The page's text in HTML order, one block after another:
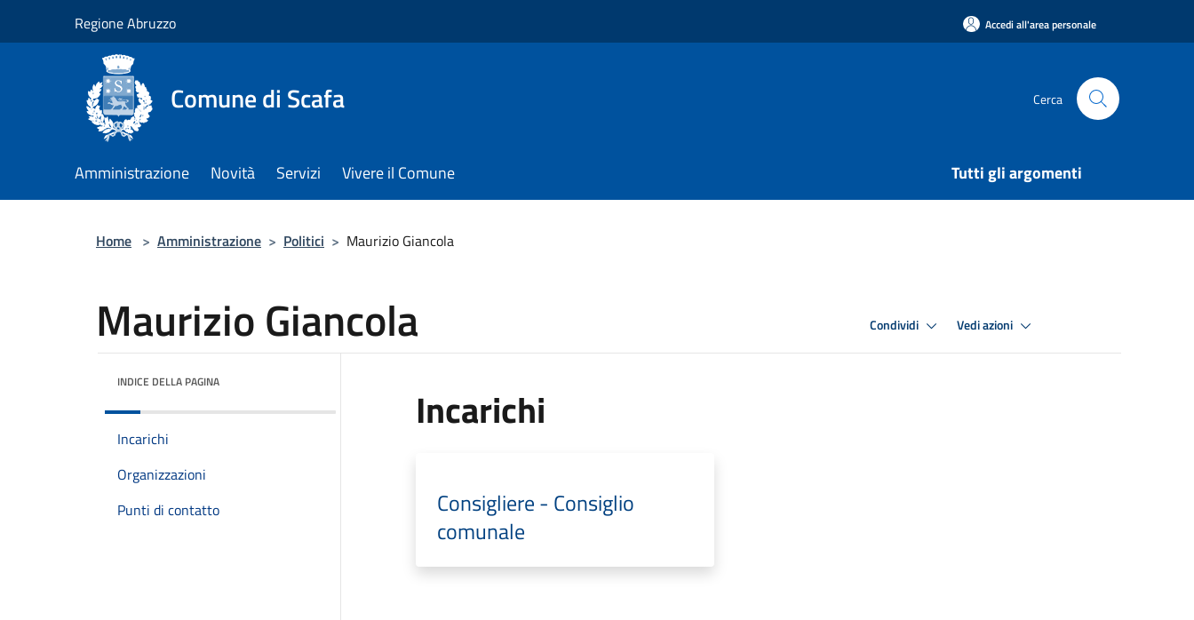
Regione Abruzzo Accedi all'area personale
Comune di Scafa Cerca
Amministrazione Novità Servizi Vivere il Comune Tutti gli argomenti
Home > Amministrazione > Politici > Maurizio Giancola
Maurizio Giancola Condividi Vedi azioni
INDICE DELLA PAGINA
Incarichi
Organizzazioni
Punti di contatto
Incarichi
Consigliere - Consiglio
comunale